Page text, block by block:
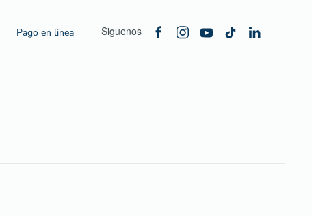
Pago en linea Siguenos